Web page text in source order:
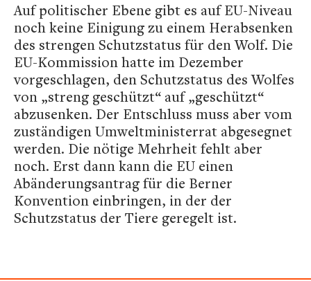
Auf politischer Ebene gibt es auf EU-Niveau
noch keine Einigung zu einem Herabsenken
des strengen Schutzstatus für den Wolf. Die
EU-Kommission hatte im Dezember
vorgeschlagen, den Schutzstatus des Wolfes
von „streng geschützt“ auf „geschützt“
abzusenken. Der Entschluss muss aber vom
zuständigen Umweltministerrat abgesegnet
werden. Die nötige Mehrheit fehlt aber
noch. Erst dann kann die EU einen
Abänderungsantrag für die Berner
Konvention einbringen, in der der
Schutzstatus der Tiere geregelt ist.